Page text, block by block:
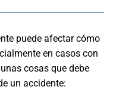
puede afectar cómo
en casos con
cosas que debe
un accidente: